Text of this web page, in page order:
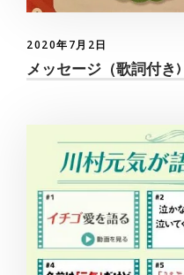
2020年7月2日
メッセージ（歌詞付き